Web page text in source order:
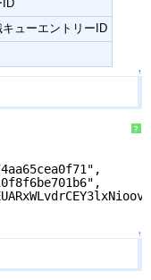
ID
ューエントリーID
↑
?
↑